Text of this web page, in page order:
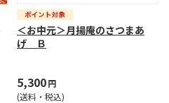
＜お中元＞月揚庵のさつまあ
げ Ｂ
5,300円
(送料・税込)